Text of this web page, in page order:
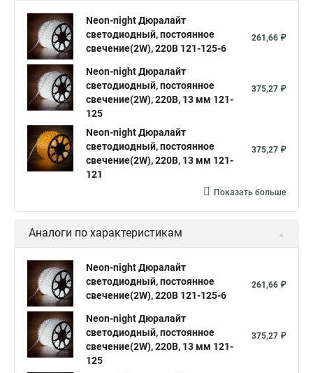
Neon-night Дюралайт
светодиодный, постоянное
свечение(2W), 220В 121-125-6
261,66 ₽
Neon-night Дюралайт
светодиодный, постоянное
свечение(2W), 220В, 13 мм 121-
125
375,27 ₽
Neon-night Дюралайт
светодиодный, постоянное
свечение(2W), 220В, 13 мм 121-
121
375,27 ₽
Показать больше
Аналоги по характеристикам
Neon-night Дюралайт
светодиодный, постоянное
свечение(2W), 220В 121-125-6
261,66 ₽
Neon-night Дюралайт
светодиодный, постоянное
свечение(2W), 220В, 13 мм 121-
125
375,27 ₽